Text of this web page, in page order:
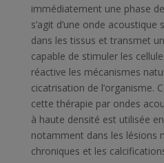
immédiatement une phase
s’agit d’une onde
dans les tissus et transmet
capable de stimuler les
réactive les mécanismes
cicatrisation de l’organisme.
cette thérapie par ondes
à haute densité est utilisée
notamment dans les lésions
chroniques et les